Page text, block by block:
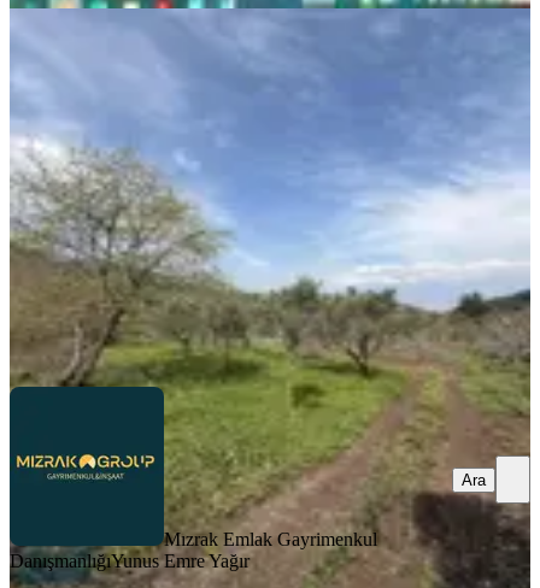
Gündoğdu Köy Altı 1850 M2 Deniz
Manzaralı Tek Tapu Tarla
1749 m²
2.585.000 ₺
Mızrak Emlak Gayrimenkul DanışmanlığıYunus Emre Yağır
Ara
Mızrak Emlak Gayrimenkul
DanışmanlığıYunus Emre Yağır
Ara